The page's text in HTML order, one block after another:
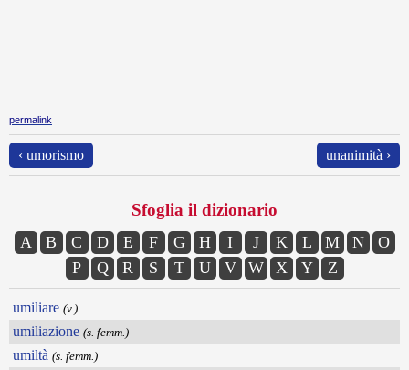
permalink
‹ umorismo unanimità ›
Sfoglia il dizionario
A B C D E F G H I J K L M N
O
P
Q R S T U V W X Y Z
umiliare (v.)
umiliazione (s. femm.)
umiltà (s. femm.)